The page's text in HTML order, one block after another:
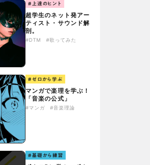
#上達のヒント
超学生のネット発アー
ティスト・サウンド解
剖。
#DTM #歌ってみた
#ゼロから学ぶ
マンガで楽理を学ぶ！
「音楽の公式」
#マンガ #音楽理論
#基礎から練習